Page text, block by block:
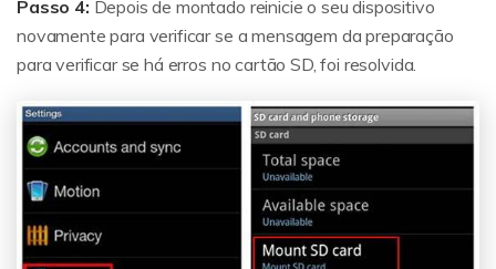
Passo 4: Depois de montado reinicie o seu dispositivo
novamente para verificar se a mensagem da preparação
para verificar se há erros no cartão SD, foi resolvida.